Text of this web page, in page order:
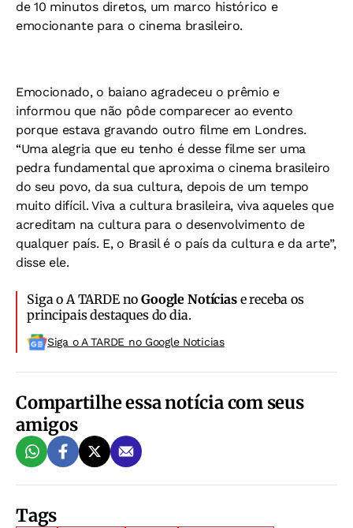
de 10 minutos diretos, um marco histórico e
emocionante para o cinema brasileiro.
Emocionado, o baiano agradeceu o prêmio e
informou que não pôde comparecer ao evento
porque estava gravando outro filme em Londres.
“Uma alegria que eu tenho é desse filme ser uma
pedra fundamental que aproxima o cinema brasileiro
do seu povo, da sua cultura, depois de um tempo
muito difícil. Viva a cultura brasileira, viva aqueles que
acreditam na cultura para o desenvolvimento de
qualquer país. E, o Brasil é o país da cultura e da arte”,
disse ele.
Siga o A TARDE noGoogle Notíciase receba os
principais destaques do dia.
Siga o A TARDE no Google Noticias
Compartilhe essa notícia com seus
amigos
Tags